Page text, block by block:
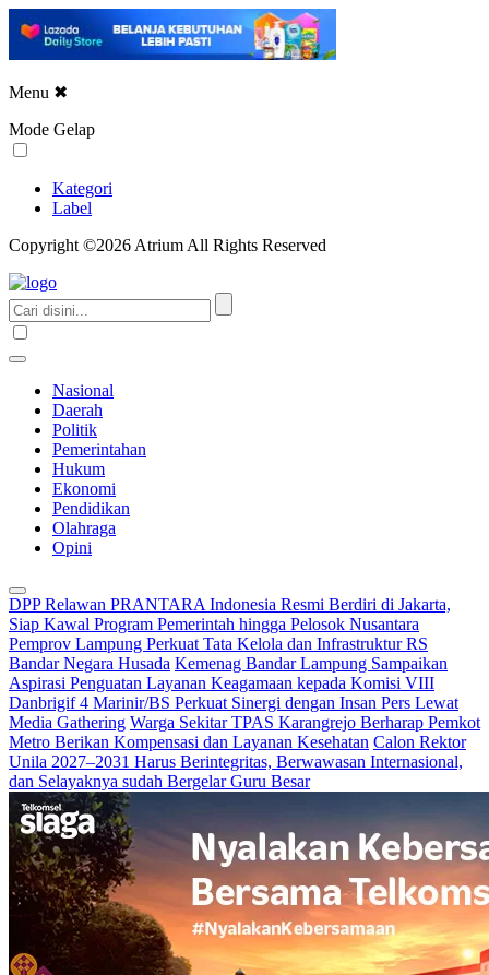
Menu ✖
Mode Gelap
Kategori
Label
Copyright ©2026 Atrium All Rights Reserved
Nasional
Daerah
Politik
Pemerintahan
Hukum
Ekonomi
Pendidikan
Olahraga
Opini
DPP Relawan PRANTARA Indonesia Resmi Berdiri di Jakarta,
Siap Kawal Program Pemerintah hingga Pelosok Nusantara
Pemprov Lampung Perkuat Tata Kelola dan Infrastruktur RS
Bandar Negara Husada Kemenag Bandar Lampung Sampaikan
Aspirasi Penguatan Layanan Keagamaan kepada Komisi VIII
Danbrigif 4 Marinir/BS Perkuat Sinergi dengan Insan Pers Lewat
Media Gathering Warga Sekitar TPAS Karangrejo Berharap Pemkot
Metro Berikan Kompensasi dan Layanan Kesehatan Calon Rektor
Unila 2027–2031 Harus Berintegritas, Berwawasan Internasional,
dan Selayaknya sudah Bergelar Guru Besar